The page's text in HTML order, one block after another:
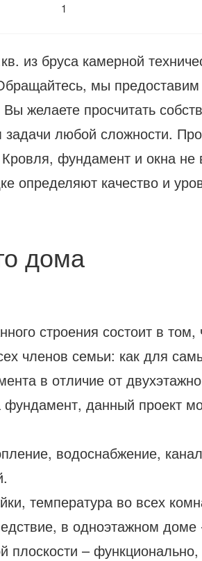
1
из бруса камерной
мы
желаете просчитать
задачи любой сложности.
фундамент и окна
определяют качество и
дома
строения состоит в том,
членов семьи: как для
в отличие от
фундамент, данный проект
водоснабжение,
температура во всех
в одноэтажном
–